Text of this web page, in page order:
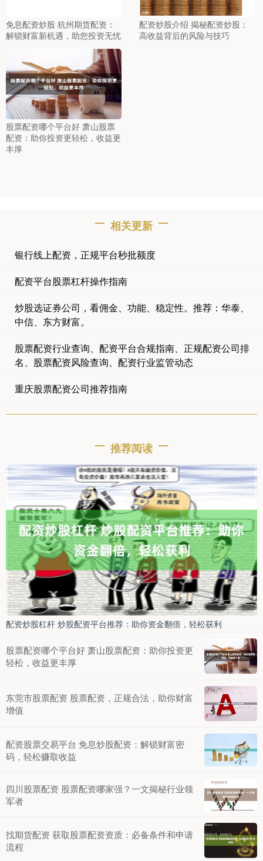
免息配资炒股 杭州期货配资：
解锁财富新机遇，助您投资无忧
配资炒股介绍 揭秘配资炒股：
高收益背后的风险与技巧
股票配资哪个平台好 萧山股票
配资：助你投资更轻松，收益更
丰厚
相关更新
银行线上配资，正规平台秒批额度
配资平台股票杠杆操作指南
炒股选证券公司，看佣金、功能、稳定性。推荐：华泰、
中信、东方财富。
股票配资行业查询、配资平台合规指南、正规配资公司排
名、股票配资风险查询、配资行业监管动态
重庆股票配资公司推荐指南
推荐阅读
配资炒股杠杆 炒股配资平台推荐：助你资金翻倍，轻松获利
股票配资哪个平台好 萧山股票配资：助你投资更
轻松，收益更丰厚
东莞市股票配资 股票配资，正规合法，助你财富
增值
配资股票交易平台 免息炒股配资：解锁财富密
码，轻松赚取收益
四川股票配资 股票配资哪家强？一文揭秘行业领
军者
找期货配资 获取股票配资资质：必备条件和申请
流程